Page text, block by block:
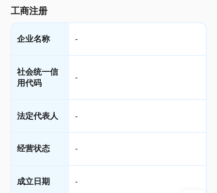
工商注册
企业名称 -
社会统一信
用代码
-
法定代表人 -
经营状态 -
成立日期 -